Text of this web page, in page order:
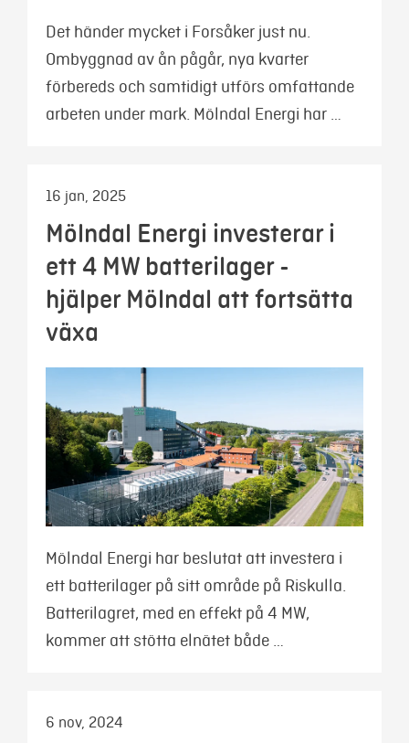
Det händer mycket i Forsåker just nu.
Ombyggnad av ån pågår, nya kvarter
förbereds och samtidigt utförs omfattande
arbeten under mark. Mölndal Energi har …
16 jan, 2025
Mölndal Energi investerar i
ett 4 MW batterilager -
hjälper Mölndal att fortsätta
växa
Mölndal Energi har beslutat att investera i
ett batterilager på sitt område på Riskulla.
Batterilagret, med en effekt på 4 MW,
kommer att stötta elnätet både …
6 nov, 2024